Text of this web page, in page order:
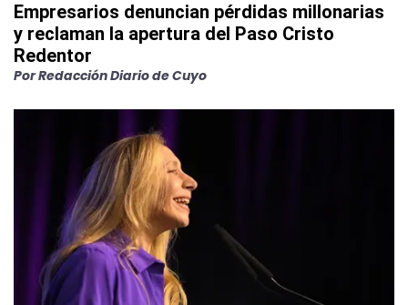
Empresarios denuncian pérdidas millonarias
y reclaman la apertura del Paso Cristo
Redentor
PorRedacción Diario de Cuyo